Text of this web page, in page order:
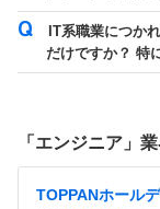
回目を設定させ
IT系職業につか
だけですか？ 特
ない日とかあり
「 エンジニア 」